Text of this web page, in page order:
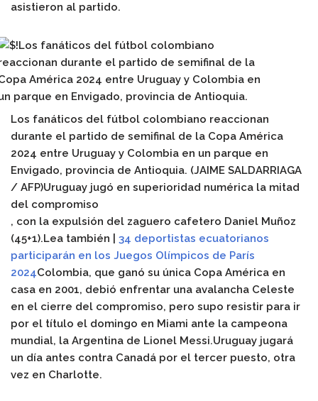
asistieron al partido.
Los fanáticos del fútbol colombiano reaccionan
durante el partido de semifinal de la Copa América
2024 entre Uruguay y Colombia en un parque en
Envigado, provincia de Antioquia. (JAIME SALDARRIAGA
/ AFP)Uruguay jugó en superioridad numérica la mitad
del compromiso
, con la expulsión del zaguero cafetero Daniel Muñoz
(45+1).Lea también | 34 deportistas ecuatorianos
participarán en los Juegos Olímpicos de París
2024Colombia, que ganó su única Copa América en
casa en 2001, debió enfrentar una avalancha Celeste
en el cierre del compromiso, pero supo resistir para ir
por el título el domingo en Miami ante la campeona
mundial, la Argentina de Lionel Messi.Uruguay jugará
un día antes contra Canadá por el tercer puesto, otra
vez en Charlotte.